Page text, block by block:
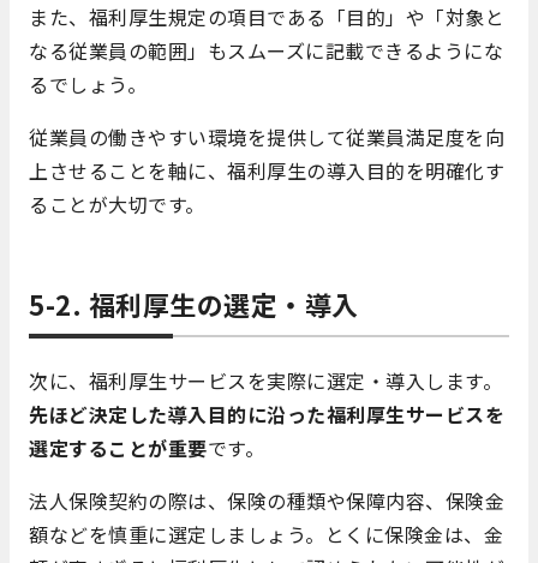
また、福利厚生規定の項目である「目的」や「対象と
なる従業員の範囲」もスムーズに記載できるようにな
るでしょう。
従業員の働きやすい環境を提供して従業員満足度を向
上させることを軸に、福利厚生の導入目的を明確化す
ることが大切です。
5-2. 福利厚生の選定・導入
次に、福利厚生サービスを実際に選定・導入します。
先ほど決定した導入目的に沿った福利厚生サービスを
選定することが重要です。
法人保険契約の際は、保険の種類や保障内容、保険金
額などを慎重に選定しましょう。とくに保険金は、金